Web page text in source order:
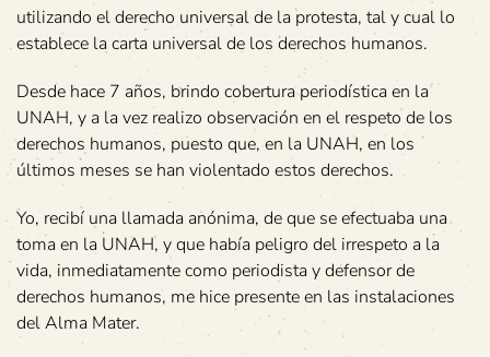
utilizando el derecho universal de la protesta, tal y cual lo
establece la carta universal de los derechos humanos.
Desde hace 7 años, brindo cobertura periodística en la
UNAH, y a la vez realizo observación en el respeto de los
derechos humanos, puesto que, en la UNAH, en los
últimos meses se han violentado estos derechos.
Yo, recibí una llamada anónima, de que se efectuaba una
toma en la UNAH, y que había peligro del irrespeto a la
vida, inmediatamente como periodista y defensor de
derechos humanos, me hice presente en las instalaciones
del Alma Mater.